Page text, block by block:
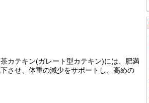
カテキン(ガレート型カテキン)には、肥満
させ、体重の減少をサポートし、高めの